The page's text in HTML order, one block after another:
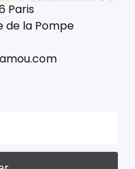
Paris
de la Pompe